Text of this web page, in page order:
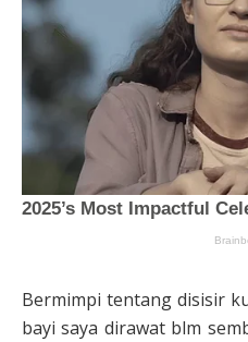
Bermimpi tentang disisir
bayi saya dirawat blm